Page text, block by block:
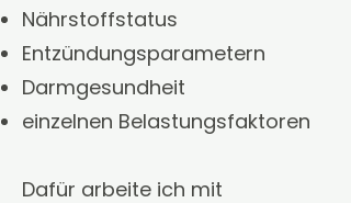
Nährstoffstatus
Entzündungsparametern
Darmgesundheit
einzelnen Belastungsfaktoren
Dafür arbeite ich mit